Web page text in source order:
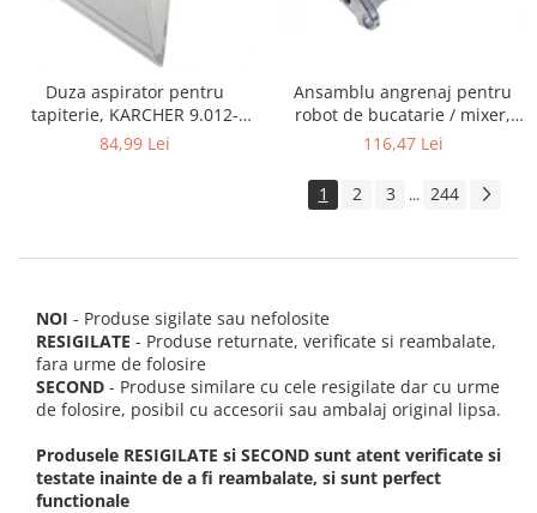
Duza aspirator pentru
tapiterie, KARCHER 9.012-
278.0, SE4001, SE4002, SE5100
84,99 Lei
Ansamblu angrenaj pentru
robot de bucatarie / mixer,
KITCHENAID 2403092
116,47 Lei
1 2 3 ... 244
NOI - Produse sigilate sau nefolosite
RESIGILATE - Produse returnate, verificate si reambalate,
fara urme de folosire
SECOND - Produse similare cu cele resigilate dar cu urme
de folosire, posibil cu accesorii sau ambalaj original lipsa.
Produsele RESIGILATE si SECOND sunt atent verificate si
testate inainte de a fi reambalate, si sunt perfect
functionale